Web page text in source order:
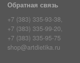
Обратная связь
+7 (383) 335-93-38,
+7 (383) 335-99-20,
+7 (383) 335-95-75
shop@artdietika.ru